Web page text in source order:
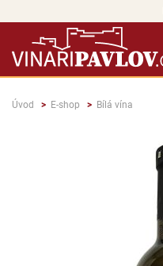
Úvod E-shop Bílá vína